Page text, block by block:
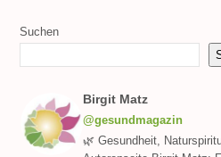
Suchen
Birgit Matz
@gesundmagazin
🌿 Gesundheit,